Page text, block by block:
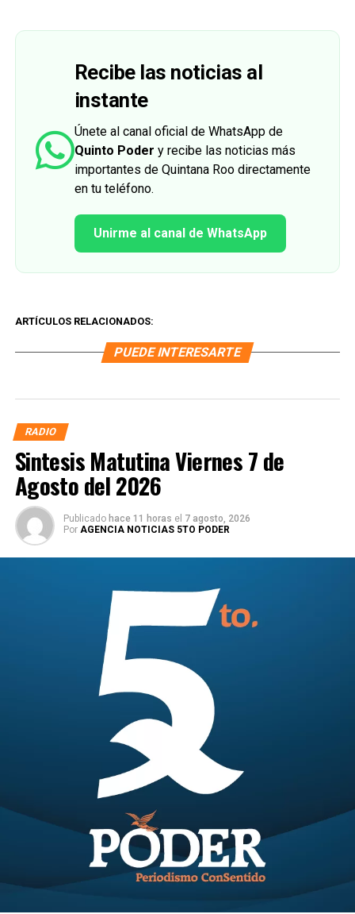
Recibe las noticias al
instante
Únete al canal oficial de WhatsApp de
Quinto Poder y recibe las noticias más
importantes de Quintana Roo directamente
en tu teléfono.
Unirme al canal de WhatsApp
ARTÍCULOS RELACIONADOS:
PUEDE INTERESARTE
RADIO
Sintesis Matutina Viernes 7 de
Agosto del 2026
Publicado hace 11 horas el 7 agosto, 2026
Por AGENCIA NOTICIAS 5TO PODER